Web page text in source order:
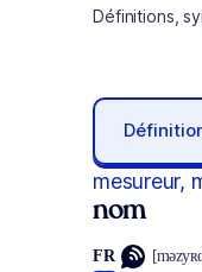
Définitions,
mesureur,
nom
FR